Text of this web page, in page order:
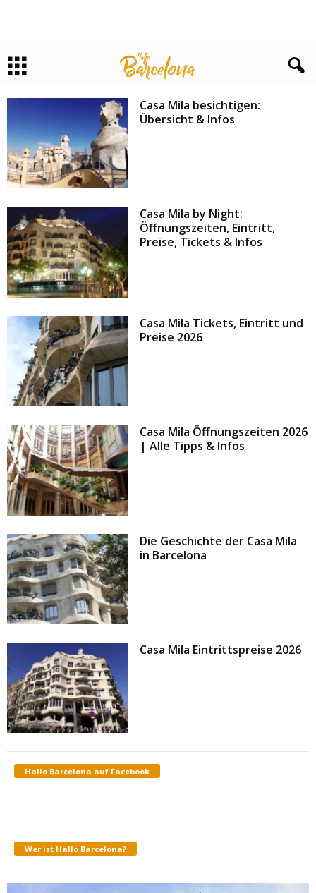
Casa Mila besichtigen:
Übersicht & Infos
Casa Mila by Night:
Öffnungszeiten, Eintritt,
Preise, Tickets & Infos
Casa Mila Tickets, Eintritt und
Preise 2026
Casa Mila Öffnungszeiten 2026
| Alle Tipps & Infos
Die Geschichte der Casa Mila
in Barcelona
Casa Mila Eintrittspreise 2026
Hallo Barcelona auf Facebook
Wer ist Hallo Barcelona?